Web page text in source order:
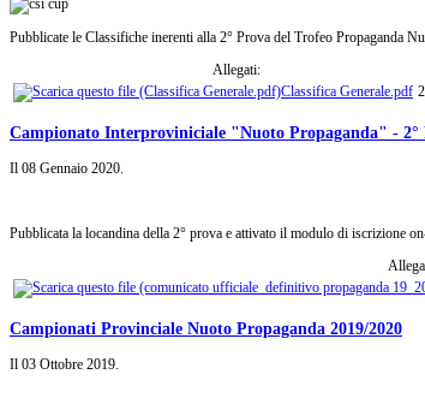
Pubblicate le Classifiche inerenti alla 2° Prova del Trofeo Propaganda
Allegati:
Classifica Generale.pdf
Campionato Interproviniciale "Nuoto Propaganda" - 2°
Il 08 Gennaio 2020.
Pubblicata la locandina della 2° prova e attivato il modulo di iscrizione
Campionati Provinciale Nuoto Propaganda 2019/2020
Il 03 Ottobre 2019.